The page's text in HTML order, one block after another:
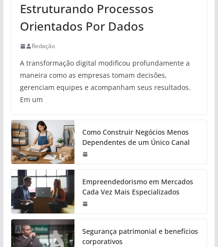
Estruturando Processos
Orientados Por Dados
Redação
A transformação digital modificou profundamente a
maneira como as empresas tomam decisões,
gerenciam equipes e acompanham seus resultados.
Em um
Como Construir Negócios Menos
Dependentes de um Único Canal
Empreendedorismo em Mercados
Cada Vez Mais Especializados
Segurança patrimonial e benefícios
corporativos